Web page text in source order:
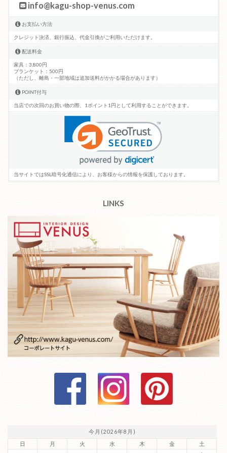
info@kagu-shop-venus.com
お支払い方法
クレジット決済、銀行振込、代金引換がご利用いただけます。
配送料金
家具：3,800円
ブランケット：500円
（ただし、離島・一部地域は追加送料がかかる場合があります）
POINT付与
当店での次回のお買い物の際、1ポイント1円として利用することができます。
当サイトではSSL暗号化通信により、お客様からの情報を保護しております。
LINKS
今月(2026年8月)
日
月 火 水 木 金
土